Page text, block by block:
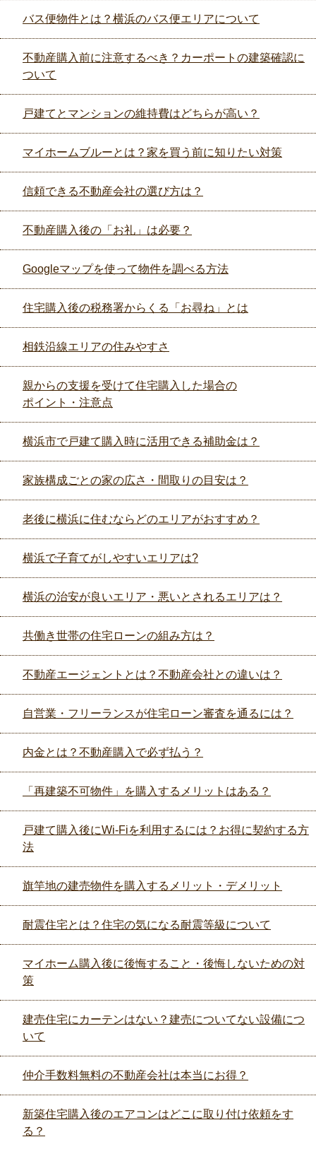
バス便物件とは？横浜のバス便エリアについて
不動産購入前に注意するべき？カーポートの建築確認に
ついて
戸建てとマンションの維持費はどちらが高い？
マイホームブルーとは？家を買う前に知りたい対策
信頼できる不動産会社の選び方は？
不動産購入後の「お礼」は必要？
Googleマップを使って物件を調べる方法
住宅購入後の税務署からくる「お尋ね」とは
相鉄沿線エリアの住みやすさ
親からの支援を受けて住宅購入した場合の
ポイント・注意点
横浜市で戸建て購入時に活用できる補助金は？
家族構成ごとの家の広さ・間取りの目安は？
老後に横浜に住むならどのエリアがおすすめ？
横浜で子育てがしやすいエリアは?
横浜の治安が良いエリア・悪いとされるエリアは？
共働き世帯の住宅ローンの組み方は？
不動産エージェントとは？不動産会社との違いは？
自営業・フリーランスが住宅ローン審査を通るには？
内金とは？不動産購入で必ず払う？
「再建築不可物件」を購入するメリットはある？
戸建て購入後にWi-Fiを利用するには？お得に契約する方
法
旗竿地の建売物件を購入するメリット・デメリット
耐震住宅とは？住宅の気になる耐震等級について
マイホーム購入後に後悔すること・後悔しないための対
策
建売住宅にカーテンはない？建売についてない設備につ
いて
仲介手数料無料の不動産会社は本当にお得？
新築住宅購入後のエアコンはどこに取り付け依頼をす
る？